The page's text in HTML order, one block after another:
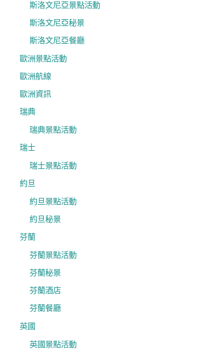
斯洛文尼亞景點活動
斯洛文尼亞秘景
斯洛文尼亞餐廳
歐洲景點活動
歐洲航線
歐洲資訊
瑞典
瑞典景點活動
瑞士
瑞士景點活動
約旦
約旦景點活動
約旦秘景
芬蘭
芬蘭景點活動
芬蘭秘景
芬蘭酒店
芬蘭餐廳
英國
英國景點活動